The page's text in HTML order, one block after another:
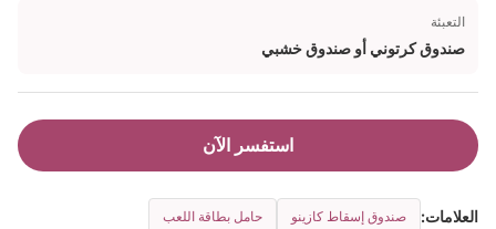
التعبئة
صندوق كرتوني أو صندوق خشبي
استفسر الآن
العلامات: صندوق إسقاط كازينو حامل بطاقة اللعب